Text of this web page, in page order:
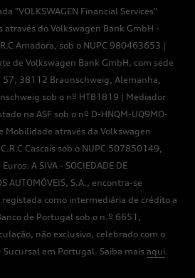
"VOLKSWAGEN Financial Services"
através do Volkswagen Bank GmbH -
Amadora, sob o NUPC 980463653 |
de Volkswagen Bank GmbH, com sede
57, 38112 Braunschweig, Alemanha,
sob o nº HTB1819 | Mediador
na ASF sob o nº D-HNQM-UQ9MO-
Mobilidade através da Volkswagen
Cascais sob o NUPC 507850149,
A SIVA - SOCIEDADE DE
AUTOMÓVEIS, S.A., encontra-se
como intermediária de crédito a
de Portugal sob o n.º 6651,
não exclusivo, celebrado com o
em Portugal. Saiba mais aqui.